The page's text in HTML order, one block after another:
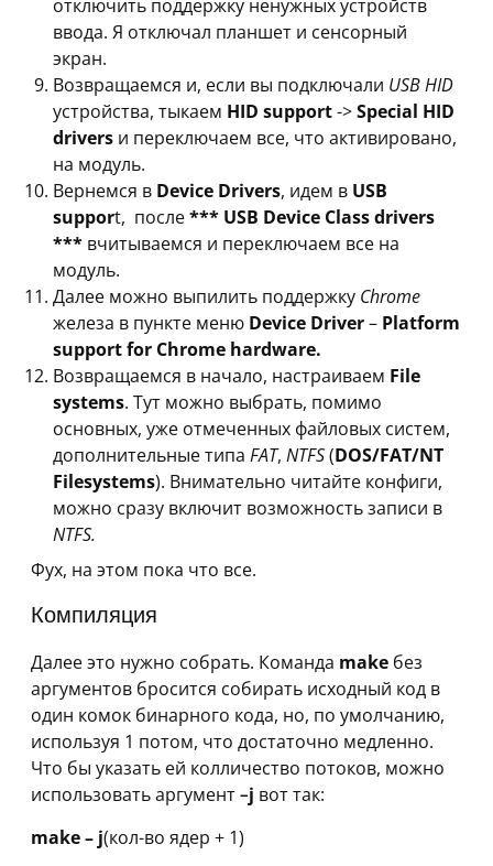
отключить поддержку ненужных устройств
ввода. Я отключал планшет и сенсорный
экран.
Возвращаемся и, если вы подключали USB HID
устройства, тыкаем HID support->Special HID
driversи переключаем все, что активировано,
на модуль.
Вернемся в Device Drivers, идем в USB
support, после*** USB Device Class drivers
*** вчитываемся и переключаем все на
модуль.
Далее можно выпилить поддержку Chrome
железа в пункте меню Device Driver–Platform
support for Chrome hardware.
Возвращаемся в начало, настраиваем File
systems. Тут можно выбрать, помимо
основных, уже отмеченных файловых систем,
дополнительные типа FAT, NTFS(DOS/FAT/NT
Filesystems). Внимательно читайте конфиги,
можно сразу включит возможность записи в
NTFS.
Фух, на этом пока что все.
Компиляция
Далее это нужно собрать. Команда make без
аргументов бросится собирать исходный код в
один комок бинарного кода, но, по умолчанию,
используя 1 потом, что достаточно медленно.
Что бы указать ей колличество потоков, можно
использовать аргумент–j вот так:
make – j(кол-во ядер + 1)